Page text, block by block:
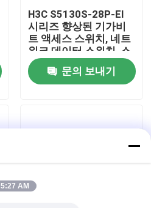
H3C S5130S-28P-EI
시리즈 향상된 기가비
트 액세스 스위치, 네트
워크 데이터 스위치, 스
마트 네트워크 스위치
문의 보내기
5:27 AM